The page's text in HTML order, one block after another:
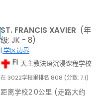
ST. FRANCIS XAVIER (年
级: JK - 8)
| 学区边界
天主教法语沉浸课程学校
在 3022学校里排名 808 (分数: 7.1)
距离学校2.0公里 (走路大约